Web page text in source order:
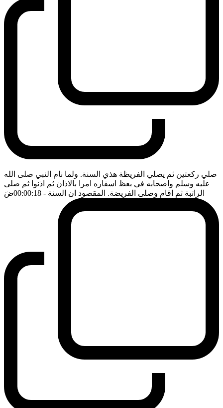
صلي ركعتين ثم يصلي الفريظة هذي السنة. ولما نام النبي صلى الله
عليه وسلم واصحابه في بعظ اسفاره امرا بالاذان ثم اذنوا ثم صلى
الراتبة ثم اقام وصلى الفريضة. المقصود ان السنة - 00:00:18 ضَ